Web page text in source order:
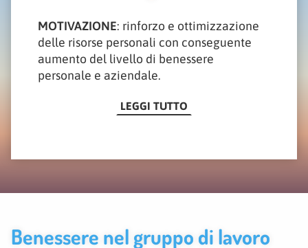
MOTIVAZIONE: rinforzo e ottimizzazione
delle risorse personali con conseguente
aumento del livello di benessere
personale e aziendale.
LEGGI TUTTO
Benessere nel gruppo di lavoro